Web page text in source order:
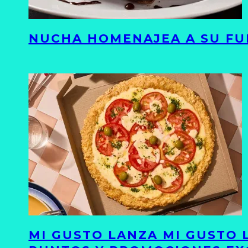
NUCHA HOMENAJEA A SU
MI GUSTO LANZA MI GUSTO